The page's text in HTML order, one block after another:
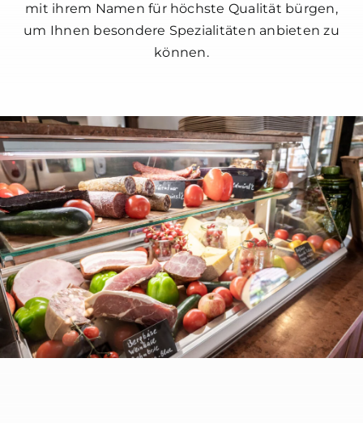
mit ihrem Namen für höchste Qualität bürgen,
um Ihnen besondere Spezialitäten anbieten zu
können.